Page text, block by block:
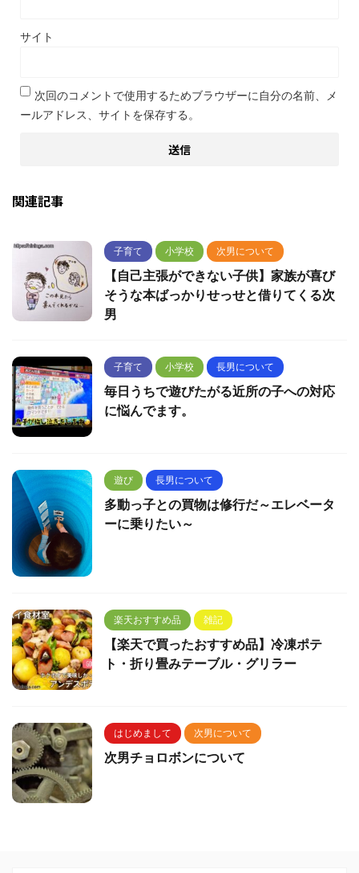
サイト
次回のコメントで使用するためブラウザーに自分の名前、メ
ールアドレス、サイトを保存する。
関連記事
子育て 小学校 次男について
【自己主張ができない子供】家族が喜び
そうな本ばっかりせっせと借りてくる次
男
子育て 小学校 長男について
毎日うちで遊びたがる近所の子への対応
に悩んでます。
遊び 長男について
多動っ子との買物は修行だ～エレベータ
ーに乗りたい～
楽天おすすめ品 雑記
【楽天で買ったおすすめ品】冷凍ポテ
ト・折り畳みテーブル・グリラー
はじめまして 次男について
次男チョロボンについて